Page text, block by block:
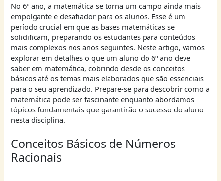
No 6º ano, a matemática se torna um campo ainda mais
empolgante e desafiador para os alunos. Esse é um
período crucial em que as bases matemáticas se
solidificam, preparando os estudantes para conteúdos
mais complexos nos anos seguintes. Neste artigo, vamos
explorar em detalhes o que um aluno do 6º ano deve
saber em matemática, cobrindo desde os conceitos
básicos até os temas mais elaborados que são essenciais
para o seu aprendizado. Prepare-se para descobrir como a
matemática pode ser fascinante enquanto abordamos
tópicos fundamentais que garantirão o sucesso do aluno
nesta disciplina.
Conceitos Básicos de Números
Racionais